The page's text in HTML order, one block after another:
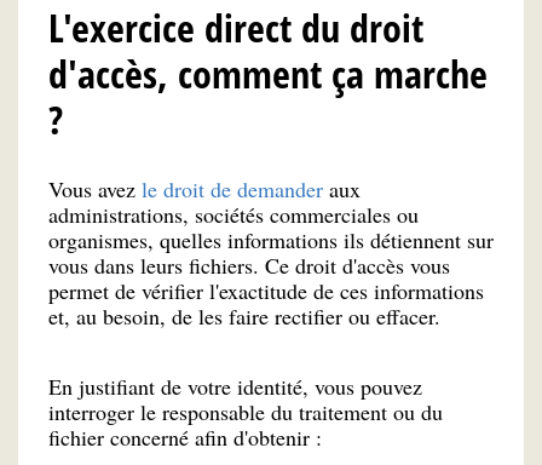
L'exercice direct du droit
d'accès, comment ça marche
?
Vous avez le droit de demander aux
administrations, sociétés commerciales ou
organismes, quelles informations ils détiennent sur
vous dans leurs fichiers. Ce droit d'accès vous
permet de vérifier l'exactitude de ces informations
et, au besoin, de les faire rectifier ou effacer.
En justifiant de votre identité, vous pouvez
interroger le responsable du traitement ou du
fichier concerné afin d'obtenir :